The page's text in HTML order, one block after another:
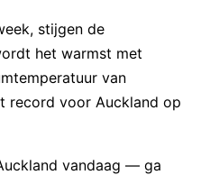
stijgen de
het warmst met
van
record voor Auckland op
vandaag — ga